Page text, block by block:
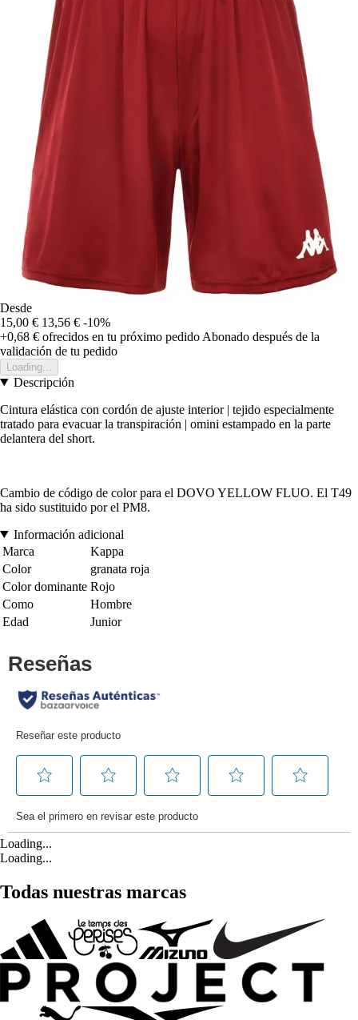
Desde
15,00 € 13,56 € -10%
+0,68 € ofrecidos en tu próximo pedido Abonado después de la
validación de tu pedido
Loading...
Descripción
Cintura elástica con cordón de ajuste interior | tejido especialmente
tratado para evacuar la transpiración | omini estampado en la parte
delantera del short.
Cambio de código de color para el DOVO YELLOW FLUO. El T49
ha sido sustituido por el PM8.
Información adicional
Marca
Kappa
Color
granata roja
Color dominante Rojo
Como
Hombre
Edad
Junior
Loading...
Loading...
Todas nuestras marcas